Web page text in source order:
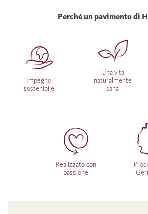
Perché un pavimento di
Impegno
sostenibile
Una vita
naturalmente
sana
Realizzato con
passione